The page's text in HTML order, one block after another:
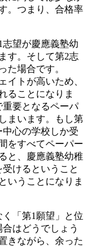
。つまり、合格率
望が慶應義塾幼
す。そして第2志
た場合です。
イトが高いため、
ることになりま
要となるペーパ
まいます。もし第
心の学校しか受
をすべてペーパー
と、慶應義塾幼稚
けるということ
いうことになりま
「第1願望」と位
はどうでしょう
きながら、余った